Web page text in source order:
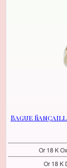
Bague
Or 18 K
Or 18 K